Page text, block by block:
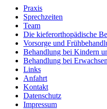
Praxis
Sprechzeiten
Team
Die kieferorthopädische
Vorsorge und
Behandlung bei Kindern
Behandlung bei
Links
Anfahrt
Kontakt
Datenschutz
Impressum